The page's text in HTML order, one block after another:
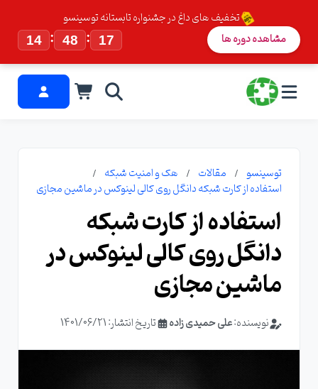
تخفیف های داغ در جشنواره تابستانه توسینسو
14 : 48 : 17 مشاهده دوره ها
توسینسو مقالات
هک و امنیت شبکه
استفاده از کارت شبکه دانگل روی کالی لینوکس در ماشین مجازی
استفاده از کارت شبکه
دانگل روی کالی لینوکس در
ماشین مجازی
نویسنده:علی حمیدی زاده تاریخ انتشار: 1401/06/21